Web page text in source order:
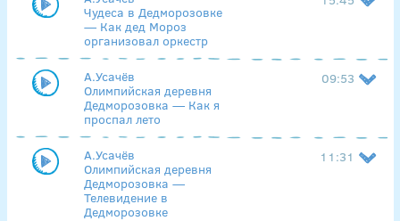
Чудеса в Дедморозовке
— Как дед Мороз
организовал оркестр
А.Усачёв
Олимпийская деревня
Дедморозовка — Как я
проспал лето
09:53
А.Усачёв
Олимпийская деревня
Дедморозовка —
Телевидение в
Дедморозовке
11:31